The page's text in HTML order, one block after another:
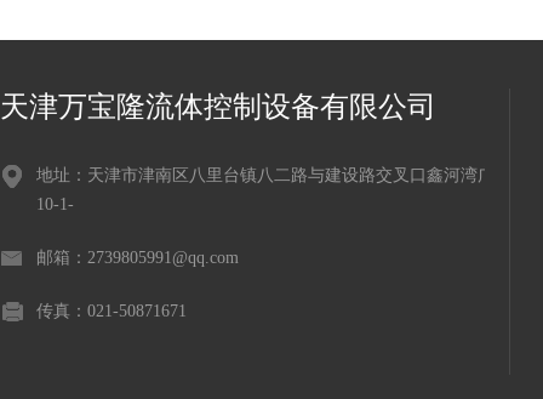
天津万宝隆流体控制设备有限公司
地址：天津市津南区八里台镇八二路与建设路交叉口鑫河湾广场
10-1-
邮箱：2739805991@qq.com
传真：021-50871671